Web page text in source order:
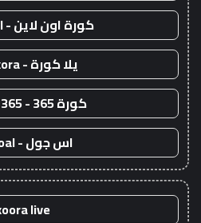
كورة اون لاين - koora onl
يلا كورة - yallakora
كورة 365 - kooora 365
اس جول - AS Goal
live